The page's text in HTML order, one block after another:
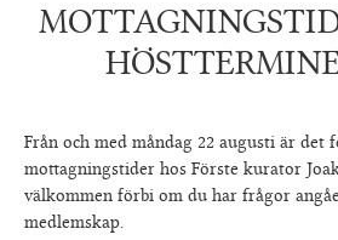
Från och med måndag 22 augusti är det
mottagningstider hos Förste kurator
välkommen förbi om du har frågor
medlemskap.